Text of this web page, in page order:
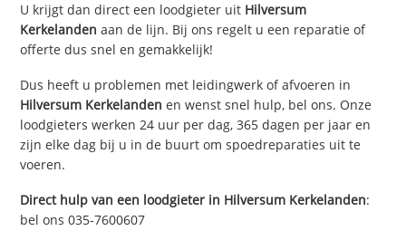
U krijgt dan direct een loodgieter uit Hilversum
Kerkelanden aan de lijn. Bij ons regelt u een reparatie of
offerte dus snel en gemakkelijk!
Dus heeft u problemen met leidingwerk of afvoeren in
Hilversum Kerkelanden en wenst snel hulp, bel ons. Onze
loodgieters werken 24 uur per dag, 365 dagen per jaar en
zijn elke dag bij u in de buurt om spoedreparaties uit te
voeren.
Direct hulp van een loodgieter in Hilversum Kerkelanden:
bel ons 035-7600607